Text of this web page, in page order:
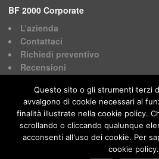
BF 2000 Corporate
L’azienda
Contattaci
Richiedi preventivo
Recensioni
BF 2000 © 2024. Tutti i diritti riservati.
Questo sito o gli strumenti terzi
avvalgono di cookie necessari al
finalità illustrate nella cookie policy.
scrollando o cliccando qualunque
acconsenti all'uso dei cookie. Per
cookie policy.